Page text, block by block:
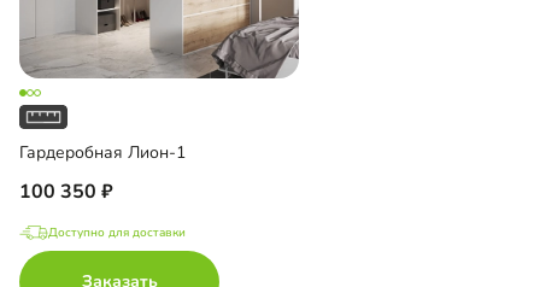
Гардеробная Лион-1
100 350
Доступно для доставки
Заказать